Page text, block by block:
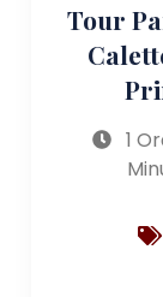
Tour
1